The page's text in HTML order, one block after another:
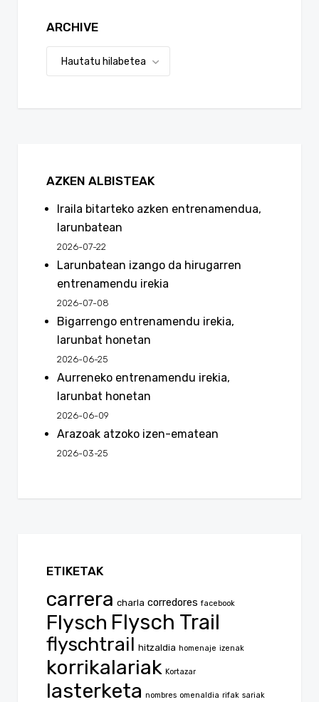
ARCHIVE
AZKEN ALBISTEAK
Iraila bitarteko azken entrenamendua,
larunbatean
2026-07-22
Larunbatean izango da hirugarren
entrenamendu irekia
2026-07-08
Bigarrengo entrenamendu irekia,
larunbat honetan
2026-06-25
Aurreneko entrenamendu irekia,
larunbat honetan
2026-06-09
Arazoak atzoko izen-ematean
2026-03-25
ETIKETAK
carrera charla corredores facebook
Flysch Flysch Trail
flyschtrail hitzaldia homenaje izenak
korrikalariak Kortazar
lasterketa nombres omenaldia rifak sariak